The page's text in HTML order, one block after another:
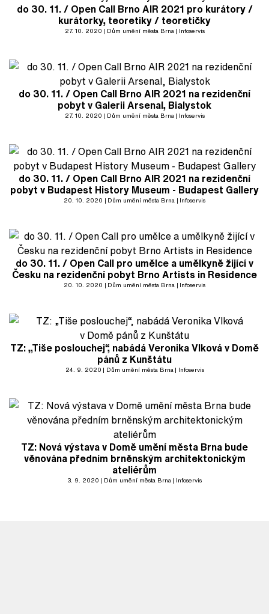
do 30. 11. / Open Call Brno AIR 2021 pro kurátory /
kurátorky, teoretiky / teoretičky
27. 10. 2020 Dům umění města Brna Infoservis
do 30. 11. / Open Call Brno AIR 2021 na rezidenční
pobyt v Galerii Arsenal, Bialystok
27. 10. 2020 Dům umění města Brna Infoservis
do 30. 11. / Open Call Brno AIR 2021 na rezidenční
pobyt v Budapest History Museum - Budapest Gallery
20. 10. 2020 Dům umění města Brna Infoservis
do 30. 11. / Open Call pro umělce a umělkyně žijící v
Česku na rezidenční pobyt Brno Artists in Residence
20. 10. 2020 Dům umění města Brna Infoservis
TZ: „Tiše poslouchej“, nabádá Veronika Vlková v Domě
pánů z Kunštátu
24. 9. 2020 Dům umění města Brna Infoservis
TZ: Nová výstava v Domě umění města Brna bude
věnována předním brněnským architektonickým
ateliérům
3. 9. 2020 Dům umění města Brna Infoservis